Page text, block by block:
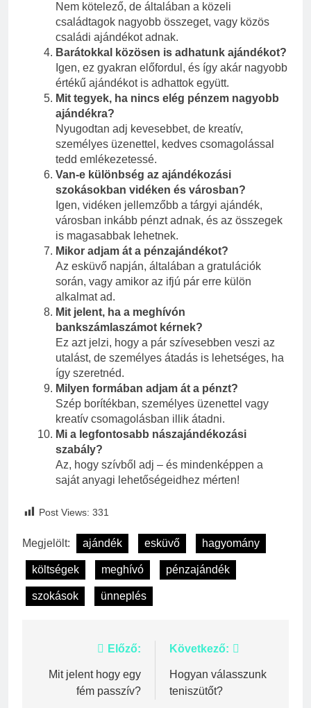
Nem kötelező, de általában a közeli
családtagok nagyobb összeget, vagy közös
családi ajándékot adnak.
Barátokkal közösen is adhatunk ajándékot?
Igen, ez gyakran előfordul, és így akár nagyobb
értékű ajándékot is adhattok együtt.
Mit tegyek, ha nincs elég pénzem nagyobb
ajándékra?
Nyugodtan adj kevesebbet, de kreatív,
személyes üzenettel, kedves csomagolással
tedd emlékezetessé.
Van-e különbség az ajándékozási
szokásokban vidéken és városban?
Igen, vidéken jellemzőbb a tárgyi ajándék,
városban inkább pénzt adnak, és az összegek
is magasabbak lehetnek.
Mikor adjam át a pénzajándékot?
Az esküvő napján, általában a gratulációk
során, vagy amikor az ifjú pár erre külön
alkalmat ad.
Mit jelent, ha a meghívón
bankszámlaszámot kérnek?
Ez azt jelzi, hogy a pár szívesebben veszi az
utalást, de személyes átadás is lehetséges, ha
így szeretnéd.
Milyen formában adjam át a pénzt?
Szép borítékban, személyes üzenettel vagy
kreatív csomagolásban illik átadni.
Mi a legfontosabb nászajándékozási
szabály?
Az, hogy szívből adj – és mindenképpen a
saját anyagi lehetőségeidhez mérten!
Post Views: 331
Megjelölt: ajándék esküvő hagyomány
költségek meghívó pénzajándék
szokások ünneplés
Bejegyzés
navigáció
Előző:
Mit jelent hogy egy
fém passzív?
Következő:
Hogyan válasszunk
teniszütőt?